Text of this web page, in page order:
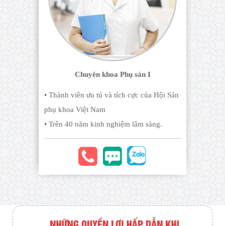
Chuyên khoa Phụ sản I
• Thành viên ưu tú và tích cực của Hội Sản
phụ khoa Việt Nam
• Trên 40 năm kinh nghiệm lâm sàng.